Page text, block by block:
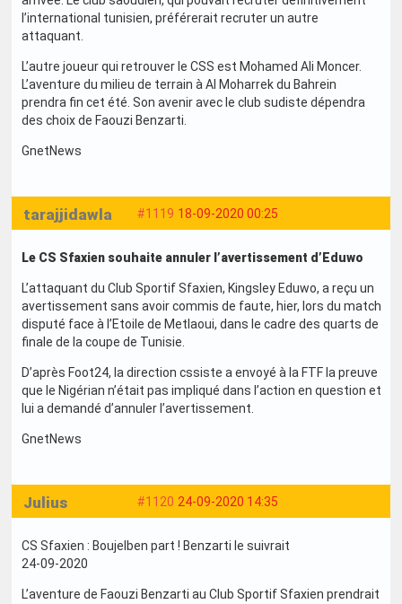
l’international tunisien, préférerait recruter un autre
attaquant.
L’autre joueur qui retrouver le CSS est Mohamed Ali Moncer.
L’aventure du milieu de terrain à Al Moharrek du Bahrein
prendra fin cet été. Son avenir avec le club sudiste dépendra
des choix de Faouzi Benzarti.
GnetNews
#1119 18-09-2020 00:25
tarajjidawla
Le CS Sfaxien souhaite annuler l’avertissement d’Eduwo
L’attaquant du Club Sportif Sfaxien, Kingsley Eduwo, a reçu un
avertissement sans avoir commis de faute, hier, lors du match
disputé face à l’Etoile de Metlaoui, dans le cadre des quarts de
finale de la coupe de Tunisie.
D’après Foot24, la direction cssiste a envoyé à la FTF la preuve
que le Nigérian n’était pas impliqué dans l’action en question et
lui a demandé d’annuler l’avertissement.
GnetNews
#1120 24-09-2020 14:35
Julius
CS Sfaxien : Boujelben part ! Benzarti le suivrait
24-09-2020
L’aventure de Faouzi Benzarti au Club Sportif Sfaxien prendrait